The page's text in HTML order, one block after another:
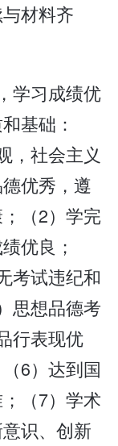
材料齐
学习成绩优
基础：
，社会主义
优秀，遵
（2）学完
优良；
考试违纪和
思想品德考
行表现优
6）达到国
（7）学术
识、创新